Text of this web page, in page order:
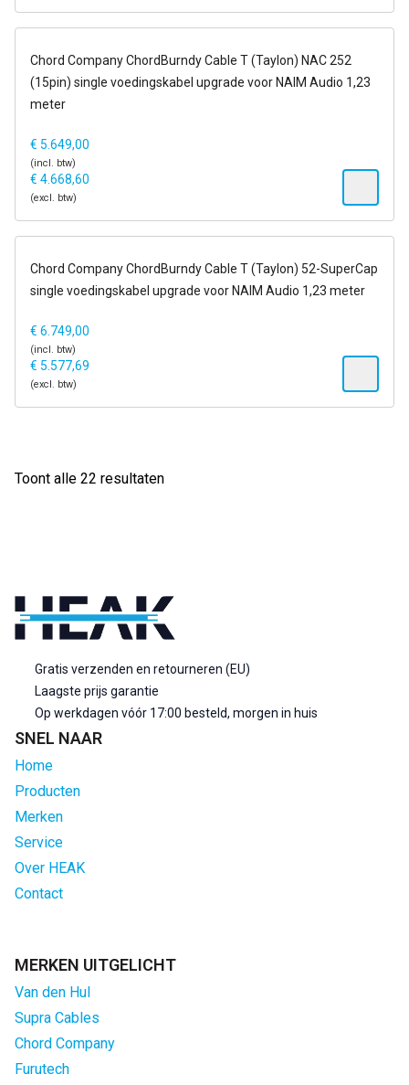
14-21 dagen
Chord Company ChordBurndy Cable T (Taylon) NAC 252
(15pin) single voedingskabel upgrade voor NAIM Audio 1,23
meter
€ 5.649,00
(incl. btw)
€ 4.668,60
(excl. btw)
14-21 dagen
Chord Company ChordBurndy Cable T (Taylon) 52-SuperCap
single voedingskabel upgrade voor NAIM Audio 1,23 meter
€ 6.749,00
(incl. btw)
€ 5.577,69
(excl. btw)
Toont alle 22 resultatenGesorteerd
Gratis verzenden en retourneren (EU)
Laagste prijs garantie
Op werkdagen vóór 17:00 besteld, morgen in huis
SNEL NAAR
Home
Producten
Merken
Service
Over HEAK
Contact
MERKEN UITGELICHT
Van den Hul
Supra Cables
Chord Company
Furutech